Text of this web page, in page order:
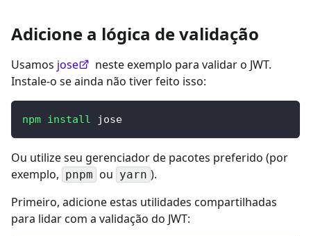
Adicione a lógica de validação
Usamos jose
neste exemplo para validar o JWT.
Instale-o se ainda não tiver feito isso:
npm install jose
Ou utilize seu gerenciador de pacotes preferido (por
exemplo, pnpm ou yarn ).
Primeiro, adicione estas utilidades compartilhadas
para lidar com a validação do JWT: